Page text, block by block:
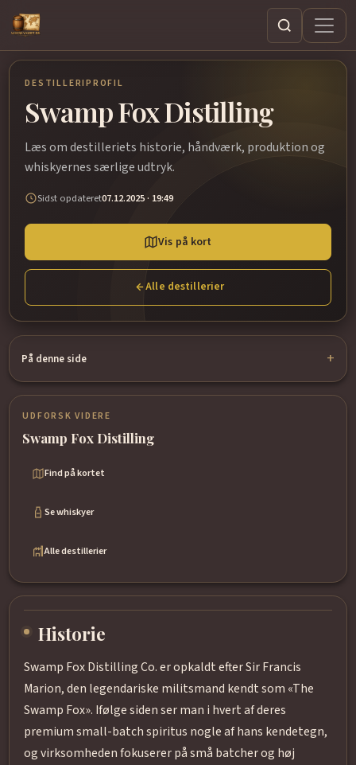
Søg
DESTILLERIPROFIL
Swamp Fox Distilling
Læs om destilleriets historie, håndværk, produktion og
whiskyernes særlige udtryk.
Sidst opdateret07.12.2025 · 19:49
Vis på kort
Alle destillerier
På denne side
UDFORSK VIDERE
Swamp Fox Distilling
Find på kortet
Se whiskyer
Alle destillerier
Historie
Swamp Fox Distilling Co. er opkaldt efter Sir Francis
Marion, den legendariske militsmand kendt som «The
Swamp Fox». Ifølge siden ser man i hvert af deres
premium small-batch spiritus nogle af hans kendetegn,
og virksomheden fokuserer på små batcher og høj